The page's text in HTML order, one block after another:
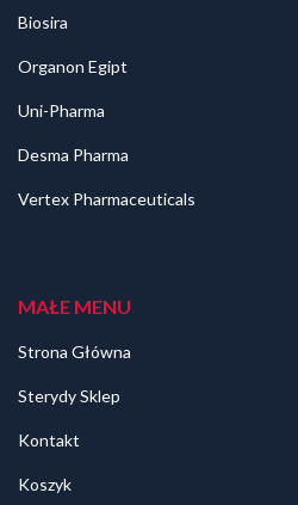
Biosira
Organon Egipt
Uni-Pharma
Desma Pharma
Vertex Pharmaceuticals
MAŁE MENU
Strona Główna
Sterydy Sklep
Kontakt
Koszyk